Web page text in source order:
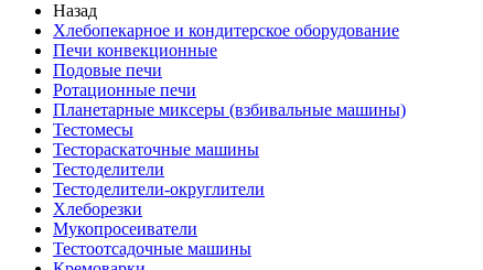
Назад
Хлебопекарное и кондитерское оборудование
Печи конвекционные
Подовые печи
Ротационные печи
Планетарные миксеры (взбивальные машины)
Тестомесы
Тестораскаточные машины
Тестоделители
Тестоделители-округлители
Хлеборезки
Мукопросеиватели
Тестоотсадочные машины